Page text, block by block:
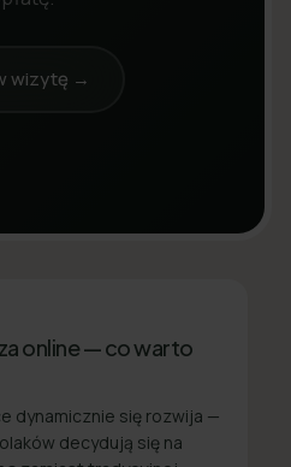
wizytę →
online — co warto
dynamicznie się rozwija —
decydują się na